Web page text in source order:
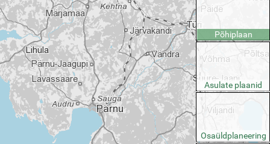
Põhiplaan
Asulate plaanid
Osaüldplaneering